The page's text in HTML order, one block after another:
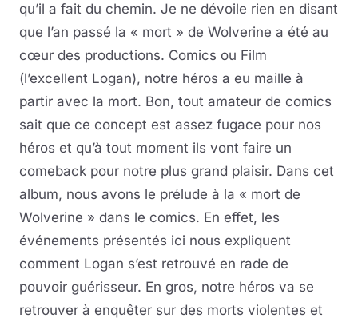
qu’il a fait du chemin. Je ne dévoile rien en disant
que l’an passé la « mort » de Wolverine a été au
cœur des productions. Comics ou Film
(l’excellent Logan), notre héros a eu maille à
partir avec la mort. Bon, tout amateur de comics
sait que ce concept est assez fugace pour nos
héros et qu’à tout moment ils vont faire un
comeback pour notre plus grand plaisir. Dans cet
album, nous avons le prélude à la « mort de
Wolverine » dans le comics. En effet, les
événements présentés ici nous expliquent
comment Logan s’est retrouvé en rade de
pouvoir guérisseur. En gros, notre héros va se
retrouver à enquêter sur des morts violentes et